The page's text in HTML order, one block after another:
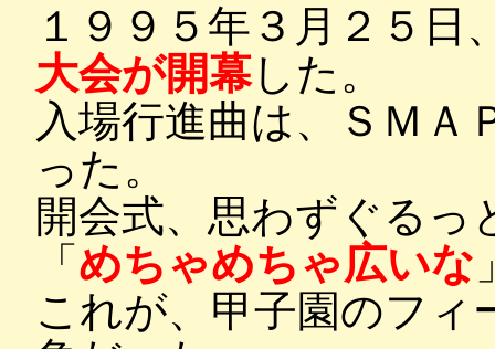
１９９５年３月２５日
大会が開幕した。
入場行進曲は、ＳＭＡ
った。
開会式、思わずぐる
「 めちゃめちゃ広いな
これが、甲子園のフィ